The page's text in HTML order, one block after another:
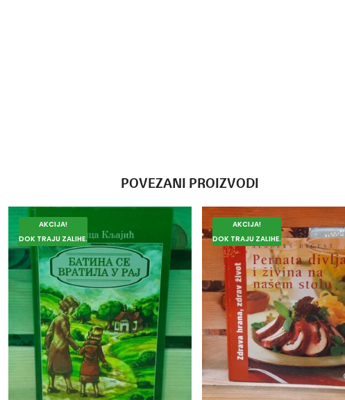
POVEZANI PROIZVODI
AKCIJA!
DOK TRAJU ZALIHE.
AKCIJA!
DOK TRAJU ZALIHE.